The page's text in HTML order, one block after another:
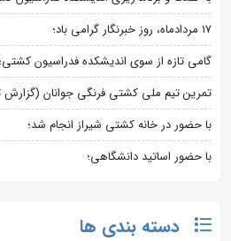
۱۷ مردادماه، روز خبرنگار گرامی باد؛
گامی تازه از سوی اندیشکده فدراسیون کشتی؛
تمرین تیم ملی کشتی فرنگی جوانان
با حضور در خانه کشتی شیراز انجام شد؛
با حضور اساتید دانشگاهی؛
دسته بندی ها